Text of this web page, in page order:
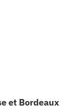
et Bordeaux